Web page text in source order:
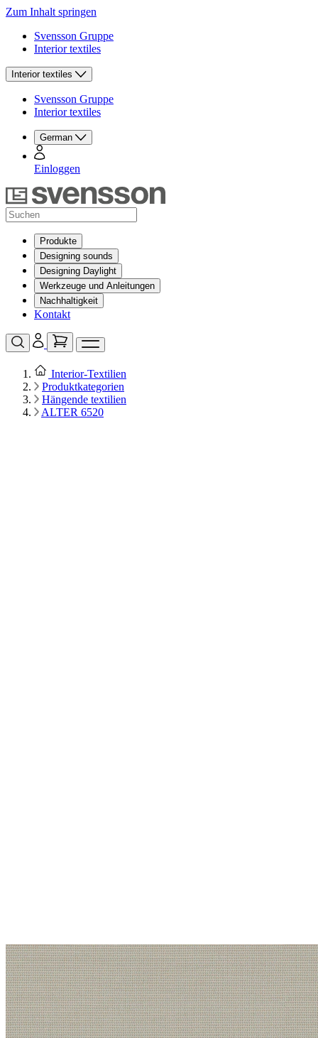
Zum Inhalt springen
Svensson Gruppe
Interior textiles
Interior textiles
Svensson Gruppe
Interior textiles
German
Einloggen
Produkte
Designing sounds
Designing Daylight
Werkzeuge und Anleitungen
Nachhaltigkeit
Kontakt
Interior‑Textilien
Produktkategorien
Hängende textilien
ALTER 6520